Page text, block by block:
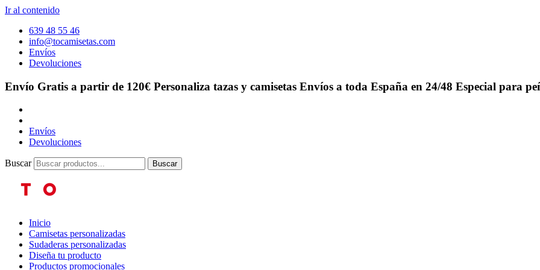
Ir al contenido
639 48 55 46
info@tocamisetas.com
Envíos
Devoluciones
Envío Gratis a partir de 120€ Personaliza tazas y camisetas Envíos a toda España en 24/48 Especial para
Envíos
Devoluciones
Buscar Buscar
Inicio
Camisetas personalizadas
Sudaderas personalizadas
Diseña tu producto
Productos promocionales